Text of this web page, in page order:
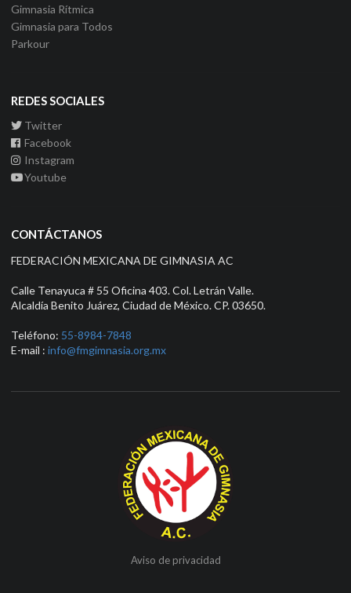
Gimnasia Rítmica
Gimnasia para Todos
Parkour
REDES SOCIALES
Twitter
Facebook
Instagram
Youtube
CONTÁCTANOS
FEDERACIÓN MEXICANA DE GIMNASIA AC
Calle Tenayuca # 55 Oficina 403. Col. Letrán Valle.
Alcaldía Benito Juárez, Ciudad de México. CP. 03650.
Teléfono: 55-8984-7848
E-mail : info@fmgimnasia.org.mx
Aviso de privacidad